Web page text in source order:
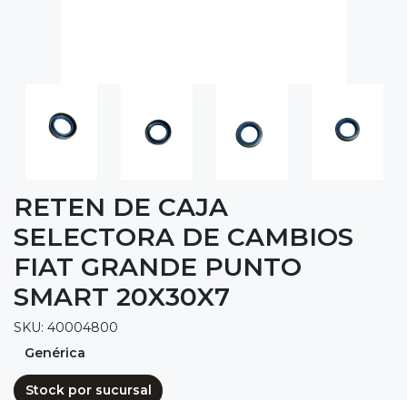
RETEN DE CAJA
SELECTORA DE CAMBIOS
FIAT GRANDE PUNTO
SMART 20X30X7
SKU: 40004800
Genérica
Stock por sucursal